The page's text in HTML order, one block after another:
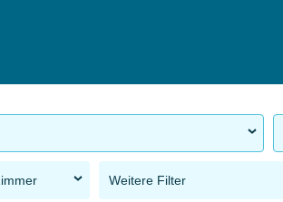
Weitere Filter